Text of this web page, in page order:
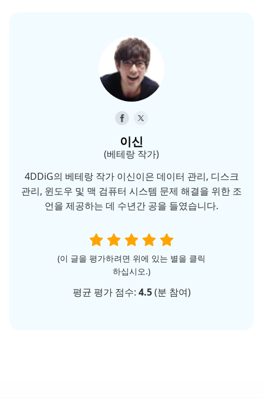
이신
(베테랑 작가)
4DDiG의 베테랑 작가 이신이은 데이터 관리, 디스크
관리, 윈도우 및 맥 검퓨터 시스템 문제 해결을 위한 조
언을 제공하는 데 수년간 공을 들였습니다.
(이 글을 평가하려면 위에 있는 별을 클릭
하십시오.)
평균 평가 점수: 4.5(분 참여)